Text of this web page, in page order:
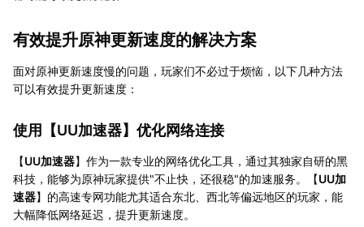
有效提升原神更新速度的解决方案
面对原神更新速度慢的问题，玩家们不必过于烦恼，以下几种方法
可以有效提升更新速度：
使用【UU加速器】优化网络连接
【UU加速器】作为一款专业的网络优化工具，通过其独家自研的黑
科技，能够为原神玩家提供"不止快，还很稳"的加速服务。【UU加
速器】的高速专网功能尤其适合东北、西北等偏远地区的玩家，能
大幅降低网络延迟，提升更新速度。